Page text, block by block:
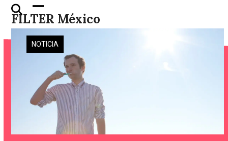
Skip
content
FILTER México
Open
mobile
menu
Close
mobile
menu
NOTICIA